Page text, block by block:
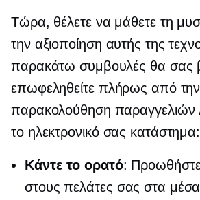
Τώρα, θέλετε να μάθετε τη
την αξιοποίηση αυτής της
παρακάτω συμβουλές θα σας
επωφεληθείτε πλήρως από την
παρακολούθηση παραγγελιών
το ηλεκτρονικό σας κατάστημα:
Κάντε το ορατό: Προωθήστε
στους πελάτες σας στα μέσα